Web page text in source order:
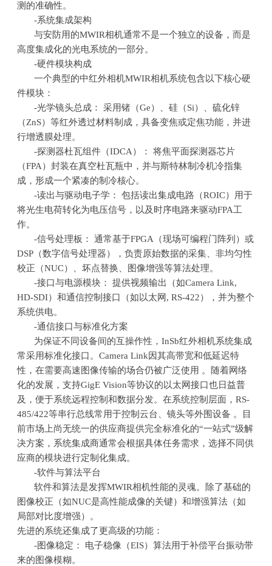
测的准确性。
-系统集成架构
与安防用的MWIR相机通常不是一个独立的设备，而是
高度集成化的光电系统的一部分。
-硬件模块构成
一个典型的中红外相机MWIR相机系统包含以下核心硬
件模块：
-光学镜头总成： 采用锗（Ge）、硅（Si）、硫化锌
（ZnS）等红外透过材料制成，具备变焦或定焦功能，并进
行增透膜处理。
-探测器杜瓦组件（IDCA）： 将焦平面探测器芯片
（FPA）封装在真空杜瓦瓶中，并与斯特林制冷机冷指集
成，形成一个紧凑的制冷核心。
-读出与驱动电子学： 包括读出集成电路（ROIC）用于
将光生电荷转化为电压信号，以及时序电路来驱动FPA工
作。
-信号处理板： 通常基于FPGA （现场可编程门阵列）或
DSP （数字信号处理器），负责原始数据的采集、非均匀性
校正（NUC）、坏点替换、图像增强等算法处理。
-接口与电源模块： 提供视频输出（如Camera Link,
HD-SDI）和通信控制接口（如以太网 , RS-422），并为整个
系统供电。
-通信接口与标准化方案
为保证不同设备间的互操作性，InSb红外相机系统集成
常采用标准化接口。Camera Link因其高带宽和低延迟特
性，在需要高速图像传输的场合仍被广泛使用 。随着网络
化的发展，支持GigE Vision等协议的以太网接口也日益普
及，便于系统远程控制和数据分发。在系统控制层面，RS-
485/422等串行总线常用于控制云台、镜头等外围设备 。目
前市场上尚无统一的供应商提供完全标准化的“一站式”级解
决方案，系统集成商通常会根据具体任务需求，选择不同供
应商的模块进行定制化集成。
-软件与算法平台
软件和算法是发挥MWIR相机性能的灵魂。除了基础的
图像校正（如NUC是高性能成像的关键）和增强算法（如
局部对比度增强）。
先进的系统还集成了更高级的功能：
-图像稳定： 电子稳像（EIS）算法用于补偿平台振动带
来的图像模糊。